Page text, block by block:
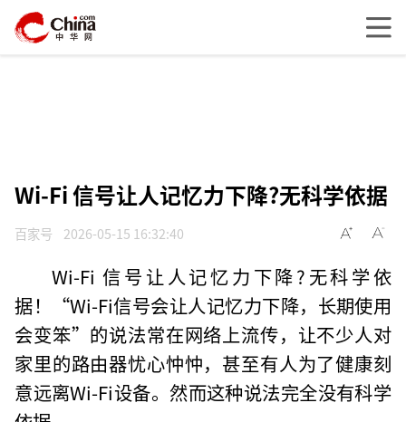
Wi-Fi 信号让人记忆力下降?无科学依据
百家号 2026-05-15 16:32:40
Wi-Fi 信号让人记忆力下降?无科学依
据！“Wi-Fi信号会让人记忆力下降，长期使用
会变笨”的说法常在网络上流传，让不少人对
家里的路由器忧心忡忡，甚至有人为了健康刻
意远离Wi-Fi设备。然而这种说法完全没有科学